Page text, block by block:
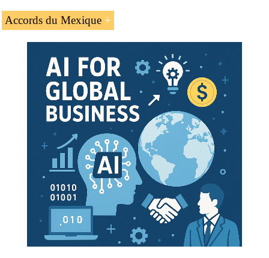
Langues :
+ Mexico Mexico Mexico
Accords du Mexique